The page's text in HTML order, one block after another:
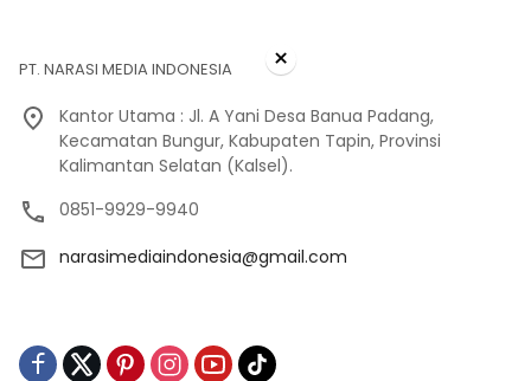
PT. NARASI MEDIA INDONESIA
Kantor Utama : Jl. A Yani Desa Banua Padang,
Kecamatan Bungur, Kabupaten Tapin, Provinsi
Kalimantan Selatan (Kalsel).
0851-9929-9940
narasimediaindonesia@gmail.com
×